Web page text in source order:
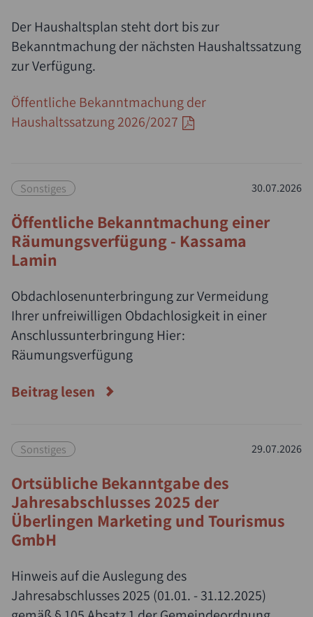
Der Haushaltsplan steht dort bis zur
Bekanntmachung der nächsten Haushaltssatzung
zur Verfügung.
Öffentliche Bekanntmachung der
Haushaltssatzung 2026/2027
Sonstiges 30.07.2026
Öffentliche Bekanntmachung einer
Räumungsverfügung - Kassama
Lamin
Obdachlosenunterbringung zur Vermeidung
Ihrer unfreiwilligen Obdachlosigkeit in einer
Anschlussunterbringung Hier:
Räumungsverfügung
Beitrag lesen
Sonstiges 29.07.2026
Ortsübliche Bekanntgabe des
Jahresabschlusses 2025 der
Überlingen Marketing und Tourismus
GmbH
Hinweis auf die Auslegung des
Jahresabschlusses 2025 (01.01. - 31.12.2025)
Suche